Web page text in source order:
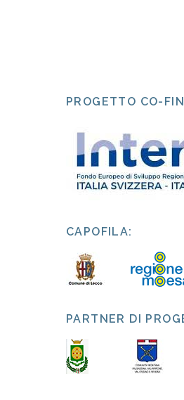
PROGETTO CO-
CAPOFILA:
PARTNER DI